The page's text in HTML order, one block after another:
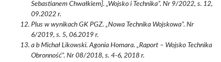
Sebastianem Chwałkiem]. „Wojsko i Technika”. Nr 9/2022, s. 12,
09.2022 r.
Plus w wynikach GK PGZ. „Nowa Technika Wojskowa”. Nr
6/2019, s. 5, 06.2019 r.
a b Michał Likowski. Agonia Homara. „Raport – Wojsko Technika
Obronność”. Nr 08/2018, s. 4-6, 2018 r.